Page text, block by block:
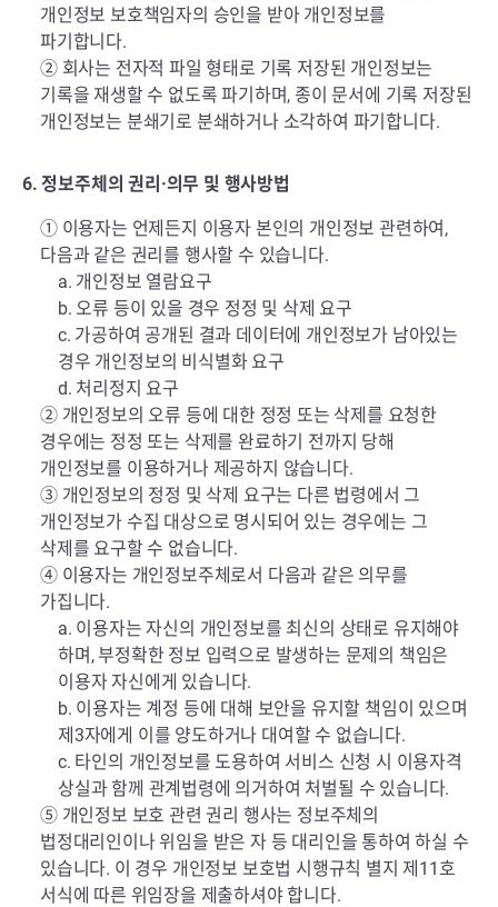
개인정보 보호책임자의 승인을 받아 개인정보를
파기합니다.
② 회사는 전자적 파일 형태로 기록 저장된 개인정보는
기록을 재생할 수 없도록 파기하며, 종이 문서에 기록 저장된
개인정보는 분쇄기로 분쇄하거나 소각하여 파기합니다.
6. 정보주체의 권리·의무 및 행사방법
① 이용자는 언제든지 이용자 본인의 개인정보 관련하여,
다음과 같은 권리를 행사할 수 있습니다.
a. 개인정보 열람요구
b. 오류 등이 있을 경우 정정 및 삭제 요구
c. 가공하여 공개된 결과 데이터에 개인정보가 남아있는
경우 개인정보의 비식별화 요구
d. 처리정지 요구
② 개인정보의 오류 등에 대한 정정 또는 삭제를 요청한
경우에는 정정 또는 삭제를 완료하기 전까지 당해
개인정보를 이용하거나 제공하지 않습니다.
③ 개인정보의 정정 및 삭제 요구는 다른 법령에서 그
개인정보가 수집 대상으로 명시되어 있는 경우에는 그
삭제를 요구할 수 없습니다.
④ 이용자는 개인정보주체로서 다음과 같은 의무를
가집니다.
a. 이용자는 자신의 개인정보를 최신의 상태로 유지해야
하며, 부정확한 정보 입력으로 발생하는 문제의 책임은
이용자 자신에게 있습니다.
b. 이용자는 계정 등에 대해 보안을 유지할 책임이 있으며
제3자에게 이를 양도하거나 대여할 수 없습니다.
c. 타인의 개인정보를 도용하여 서비스 신청 시 이용자격
상실과 함께 관계법령에 의거하여 처벌될 수 있습니다.
⑤ 개인정보 보호 관련 권리 행사는 정보주체의
법정대리인이나 위임을 받은 자 등 대리인을 통하여 하실 수
있습니다. 이 경우 개인정보 보호법 시행규칙 별지 제11호
서식에 따른 위임장을 제출하셔야 합니다.